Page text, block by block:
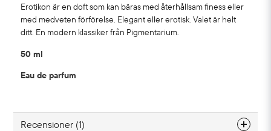
Erotikon är en doft som kan bäras med återhållsam finess eller
med medveten förförelse. Elegant eller erotisk. Valet är helt
ditt. En modern klassiker från Pigmentarium.
50 ml
Eau de parfum
Recensioner (1)